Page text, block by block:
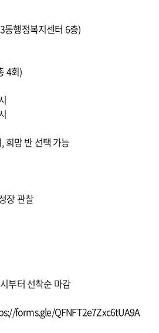
동행정복지센터 6층)
4회)
희망 반 선택 가능
장 관찰
부터 선착순 마감
forms.gle/QFNFT2e7Zxc6tUA9A